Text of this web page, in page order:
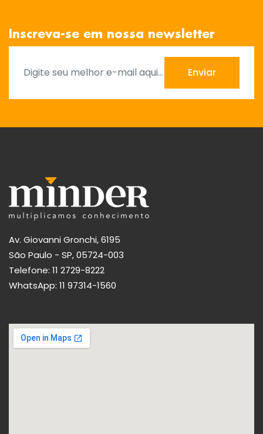
Inscreva-se em nossa newsletter
Enviar
Av. Giovanni Gronchi, 6195
São Paulo - SP, 05724-003
Telefone: 11 2729-8222
WhatsApp: 11 97314-1560